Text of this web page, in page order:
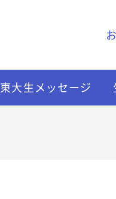
東大生メッセージ